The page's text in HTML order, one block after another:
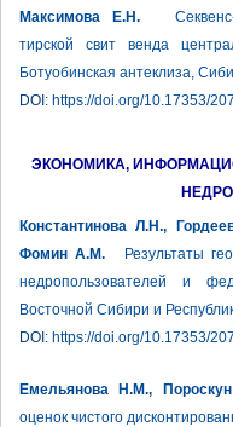
Максимова Е.Н.Секвенс-
тирской свит венда
Ботуобинская антеклиза,
DOI: https://doi.org/10.17353/
ЭКОНОМИКА,
Константинова Л.Н.,
Фомин А.М.Результаты
недропользователей и
Восточной Сибири и
DOI: https://doi.org/10.17353/
Емельянова Н.М.,
оценок чистого